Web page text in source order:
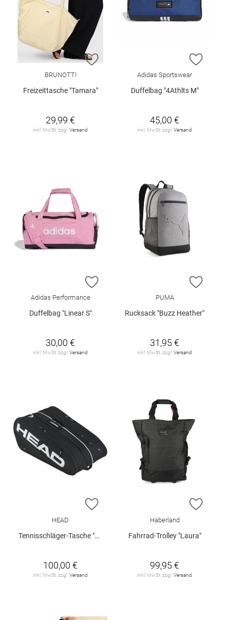
ZUR WUNSCHLISTE HINZUFÜGEN
BRUNOTTI
Freizeittasche "Tamara"
29,99 €
inkl. MwSt. zzgl. Versand
ZUR
Adidas Sportswear
Duffelbag "4Athlts M"
45,00 €
inkl. MwSt. zzgl. Versand
ZUR WUNSCHLISTE HINZUFÜGEN
Adidas Performance
Duffelbag "Linear S"
30,00 €
inkl. MwSt. zzgl. Versand
ZUR
PUMA
Rucksack "Buzz Heather"
31,95 €
inkl. MwSt. zzgl. Versand
ZUR WUNSCHLISTE HINZUFÜGEN
HEAD
Tennisschläger-Tasche "Tour L"
100,00 €
inkl. MwSt. zzgl. Versand
ZUR
Haberland
Fahrrad-Trolley "Laura"
99,95 €
inkl. MwSt. zzgl. Versand